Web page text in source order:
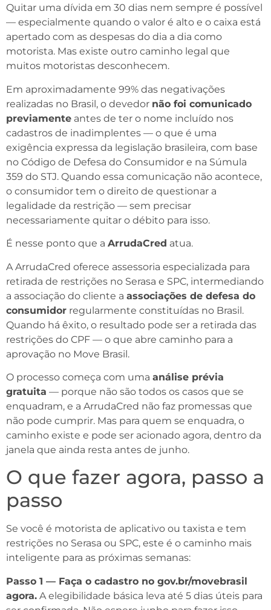
Quitar uma dívida em 30 dias nem sempre é possível
— especialmente quando o valor é alto e o caixa está
apertado com as despesas do dia a dia como
motorista. Mas existe outro caminho legal que
muitos motoristas desconhecem.
Em aproximadamente 99% das negativações
realizadas no Brasil, o devedor não foi comunicado
previamente antes de ter o nome incluído nos
cadastros de inadimplentes — o que é uma
exigência expressa da legislação brasileira, com base
no Código de Defesa do Consumidor e na Súmula
359 do STJ. Quando essa comunicação não acontece,
o consumidor tem o direito de questionar a
legalidade da restrição — sem precisar
necessariamente quitar o débito para isso.
É nesse ponto que a ArrudaCred atua.
A ArrudaCred oferece assessoria especializada para
retirada de restrições no Serasa e SPC, intermediando
a associação do cliente a associações de defesa do
consumidor regularmente constituídas no Brasil.
Quando há êxito, o resultado pode ser a retirada das
restrições do CPF — o que abre caminho para a
aprovação no Move Brasil.
O processo começa com uma análise prévia
gratuita — porque não são todos os casos que se
enquadram, e a ArrudaCred não faz promessas que
não pode cumprir. Mas para quem se enquadra, o
caminho existe e pode ser acionado agora, dentro da
janela que ainda resta antes de junho.
O que fazer agora, passo a
passo
Se você é motorista de aplicativo ou taxista e tem
restrições no Serasa ou SPC, este é o caminho mais
inteligente para as próximas semanas:
Passo 1 — Faça o cadastro no gov.br/movebrasil
agora. A elegibilidade básica leva até 5 dias úteis para